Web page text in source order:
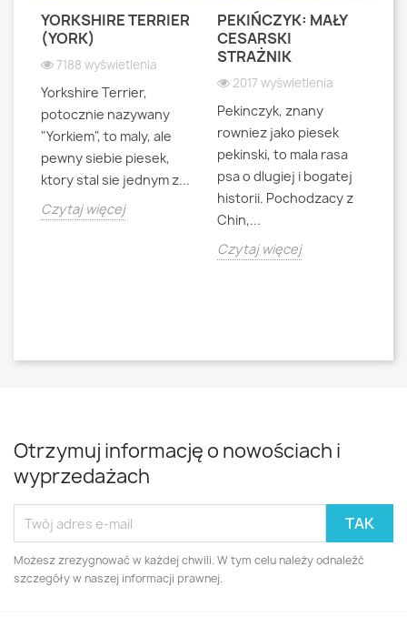
YORKSHIRE TERRIER
(YORK)
7188 wyświetlenia
Yorkshire Terrier,
potocznie nazywany
"Yorkiem", to maly, ale
pewny siebie piesek,
ktory stal sie jednym z...
Czytaj więcej
PEKIŃCZYK: MAŁY
CESARSKI
STRAŻNIK
2017 wyświetlenia
Pekinczyk, znany
rowniez jako piesek
pekinski, to mala rasa
psa o dlugiej i bogatej
historii. Pochodzacy z
Chin,...
Czytaj więcej
Otrzymuj informację o nowościach i
wyprzedażach
Możesz zrezygnować w każdej chwili. W tym celu należy odnaleźć
szczegóły w naszej informacji prawnej.